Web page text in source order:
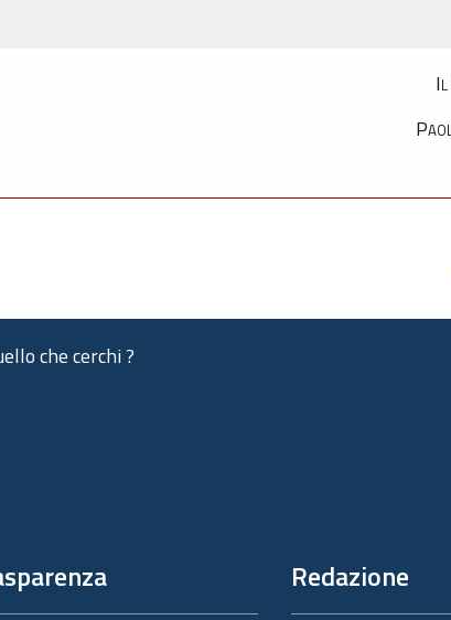
Il
che cerchi ?
Redazione